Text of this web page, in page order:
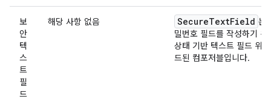
보
안
텍
스
트
필
드
해당 사항 없음 SecureTextField 는
밀번호 필드를 작성하기 위
상태 기반 텍스트 필드 위
드된 컴포저블입니다.